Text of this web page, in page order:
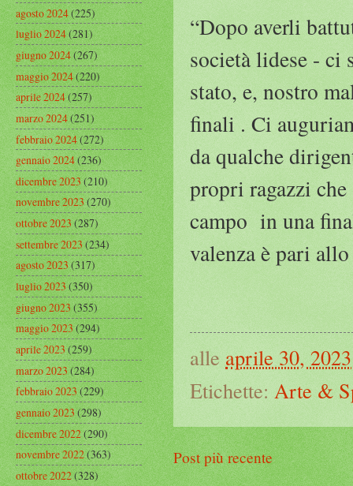
“Dopo averli
società lidese - ci
stato, e, nostro
finali . Ci
da qualche
propri ragazzi
campo in una
valenza è pari
alle aprile 30, 2023
Etichette: Arte &
Post più recente
agosto 2024(225)
luglio 2024(281)
giugno 2024(267)
maggio 2024(220)
aprile 2024(257)
marzo 2024(251)
febbraio 2024(272)
gennaio 2024(236)
dicembre 2023(210)
novembre 2023(270)
ottobre 2023(287)
settembre 2023(234)
agosto 2023(317)
luglio 2023(350)
giugno 2023(355)
maggio 2023(294)
aprile 2023(259)
marzo 2023(284)
febbraio 2023(229)
gennaio 2023(298)
dicembre 2022(290)
novembre 2022(363)
ottobre 2022(328)